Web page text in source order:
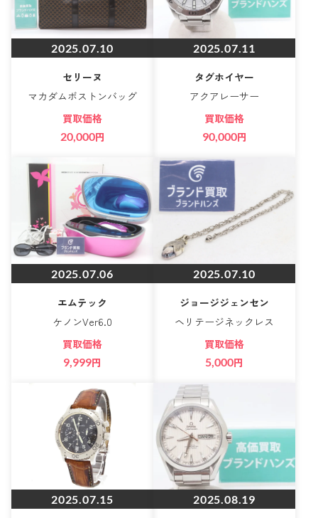
2025.07.10
セリーヌ
マカダムボストンバッグ
買取価格
20,000円
2025.07.11
タグホイヤー
アクアレーサー
買取価格
90,000円
2025.07.06
エムテック
ケノンVer6.0
買取価格
9,999円
2025.07.10
ジョージジェンセン
ヘリテージネックレス
買取価格
5,000円
2025.07.15 2025.08.19